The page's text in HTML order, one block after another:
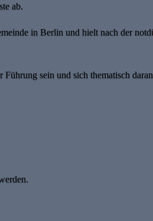
ab.
in Berlin und hielt nach der
sein und sich thematisch